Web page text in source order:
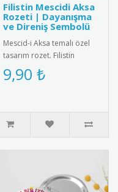
Filistin Mescidi Aksa
Rozeti | Dayanışma
ve Direniş Sembolü
Mescid-i Aksa temalı özel
tasarım rozet. Filistin
dayanışmasını simgeleyen
şık ve anlamlı bir aksesu..
9,90 ₺